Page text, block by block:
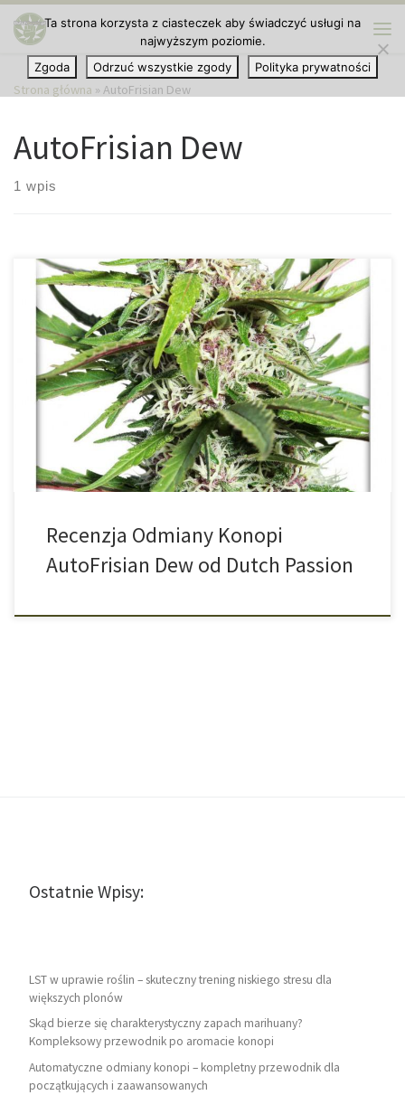
Przejdź do treści
Strona główna » AutoFrisian Dew
AutoFrisian Dew
1 wpis
AutoFrisian Dew – fioletowa odporność w automatycznej wersji
Genetyka i pochodzenie AutoFrisian Dew to samokwitnąca wersja
legendarnej Frisian Dew – jednej z najbardziej rozpoznawalnych
odmian outdoorowych Dutch Passion. Powstała z połączenia
specjalnie wyselekcjonowanych fioletowych fenotypów Frisian
Dew z automatyczną genetyką, tworząc odmianę idealną do
uprawy w trudniejszych warunkach klimatycznych. Selekcja […]
Recenzja Odmiany Konopi
AutoFrisian Dew od Dutch Passion
Ostatnie Wpisy:
LST w uprawie roślin – skuteczny trening niskiego stresu dla
większych plonów
Skąd bierze się charakterystyczny zapach marihuany?
Kompleksowy przewodnik po aromacie konopi
Automatyczne odmiany konopi – kompletny przewodnik dla
początkujących i zaawansowanych
Ta strona korzysta z ciasteczek aby świadczyć usługi na
najwyższym poziomie.
Zgoda
Odrzuć wszystkie zgody Polityka prywatności